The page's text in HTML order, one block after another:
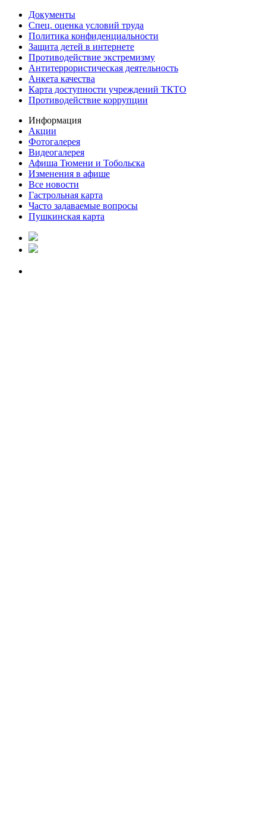
Документы
Спец. оценка условий труда
Политика конфиденциальности
Защита детей в интернете
Противодействие экстремизму
Антитеррористическая деятельность
Анкета качества
Карта доступности учреждений ТКТО
Противодействие коррупции
Информация
Акции
Фотогалерея
Видеогалерея
Афиша Тюмени и Тобольска
Изменения в афише
Все новости
Гастрольная карта
Часто задаваемые вопросы
Пушкинская карта